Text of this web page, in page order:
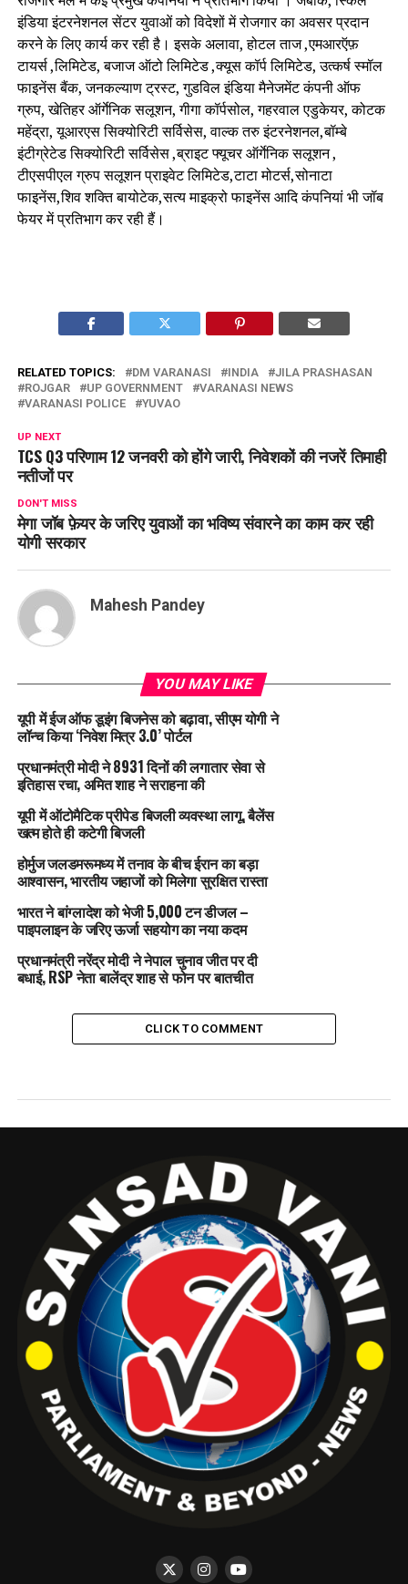
इंडिया इंटरनेशनल सेंटर युवाओं को विदेशों में रोजगार का अवसर प्रदान
करने के लिए कार्य कर रही है। इसके अलावा, होटल ताज ,एमआरऍफ़
टायर्स ,लिमिटेड, बजाज ऑटो लिमिटेड ,क्यूस कॉर्प लिमिटेड, उत्कर्ष स्मॉल
फाइनेंस बैंक, जनकल्याण ट्रस्ट, गुडविल इंडिया मैनेजमेंट कंपनी ऑफ
ग्रुप, खेतिहर ऑर्गेनिक सलूशन, गीगा कॉर्पसोल, गहरवाल एडुकेयर, कोटक
महेंद्रा, यूआरएस सिक्योरिटी सर्विसेस, वाल्क तरु इंटरनेशनल,बॉम्बे
इंटीग्रेटेड सिक्योरिटी सर्विसेस ,ब्राइट फ्यूचर ऑर्गेनिक सलूशन ,
टीएसपीएल ग्रुप सलूशन प्राइवेट लिमिटेड,टाटा मोटर्स,सोनाटा
फाइनेंस,शिव शक्ति बायोटेक,सत्य माइक्रो फाइनेंस आदि कंपनियां भी जॉब
फेयर में प्रतिभाग कर रही हैं।
RELATED TOPICS: DM VARANASI INDIA
JILA PRASHASAN
ROJGAR
UP GOVERNMENT
VARANASI NEWS
VARANASI POLICE
YUVAO
UP NEXT
TCS Q3 परिणाम 12 जनवरी को होंगे जारी, निवेशकों की नजरें तिमाही
नतीजों पर
DON'T MISS
मेगा जॉब फ़ेयर के जरिए युवाओं का भविष्य संवारने का काम कर रही
योगी सरकार
Mahesh Pandey
YOU MAY LIKE
यूपी में ईज ऑफ डूइंग बिजनेस को बढ़ावा, सीएम योगी ने
लॉन्च किया ‘निवेश मित्र 3.0’ पोर्टल
प्रधानमंत्री मोदी ने 8931 दिनों की लगातार सेवा से
इतिहास रचा, अमित शाह ने सराहना की
यूपी में ऑटोमैटिक प्रीपेड बिजली व्यवस्था लागू, बैलेंस
खत्म होते ही कटेगी बिजली
होर्मुज जलडमरूमध्य में तनाव के बीच ईरान का बड़ा
आश्वासन, भारतीय जहाजों को मिलेगा सुरक्षित रास्ता
भारत ने बांग्लादेश को भेजी 5,000 टन डीजल –
पाइपलाइन के जरिए ऊर्जा सहयोग का नया कदम
प्रधानमंत्री नरेंद्र मोदी ने नेपाल चुनाव जीत पर दी
बधाई, RSP नेता बालेंद्र शाह से फोन पर बातचीत
CLICK TO COMMENT